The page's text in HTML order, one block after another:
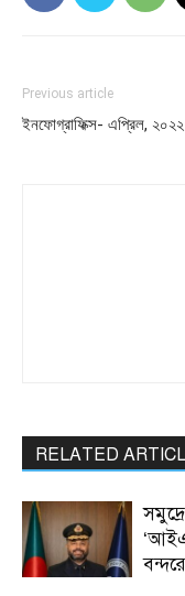
Previous article
ইনফোগ্রাফিক্স- এপ্রিল, ২০২২
RELATED